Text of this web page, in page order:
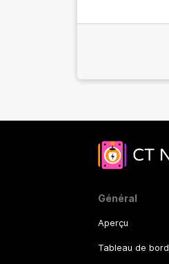
Général
Aperçu
Tableau de bord